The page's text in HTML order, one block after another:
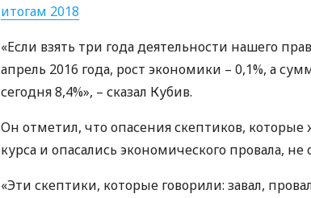
итогам 2018
«Если взять три года деятельности нашего
апрель 2016 года, рост экономики – 0,1%, а
сегодня 8,4%», – сказал Кубив.
Он отметил, что опасения скептиков, которые
курса и опасались экономического провала, не
«Эти скептики, которые говорили: завал,